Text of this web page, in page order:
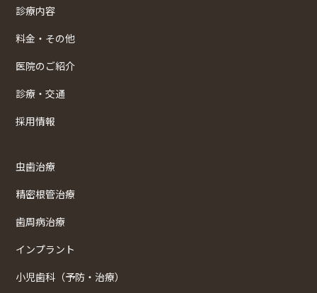
診療内容
料金・その他
医院のご紹介
診療・交通
採用情報
虫歯治療
精密根管治療
歯周病治療
インプラント
小児歯科（予防・治療）